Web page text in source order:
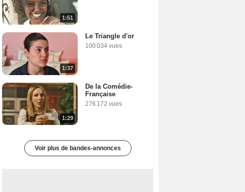
1:51
1:37
Le Triangle d'or
100 034 vues
1:29
De la Comédie-
Française
276 172 vues
Voir plus de bandes-annonces